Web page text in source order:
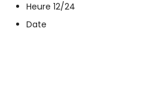
Heure 12/24
Date